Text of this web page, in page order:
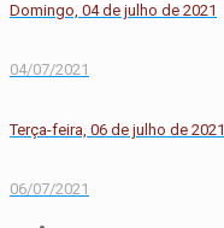
Domingo, 04 de julho de 2021
04/07/2021
Terça-feira, 06 de julho de 2021
06/07/2021